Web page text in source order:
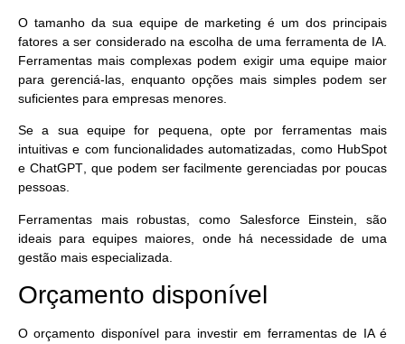
O tamanho da sua equipe de marketing é um dos principais
fatores a ser considerado na escolha de uma ferramenta de IA.
Ferramentas mais complexas podem exigir uma equipe maior
para gerenciá-las, enquanto opções mais simples podem ser
suficientes para empresas menores.
Se a sua equipe for pequena, opte por ferramentas mais
intuitivas e com funcionalidades automatizadas, como HubSpot
e ChatGPT, que podem ser facilmente gerenciadas por poucas
pessoas.
Ferramentas mais robustas, como Salesforce Einstein , são
ideais para equipes maiores, onde há necessidade de uma
gestão mais especializada.
Orçamento disponível
O orçamento disponível para investir em ferramentas de IA é